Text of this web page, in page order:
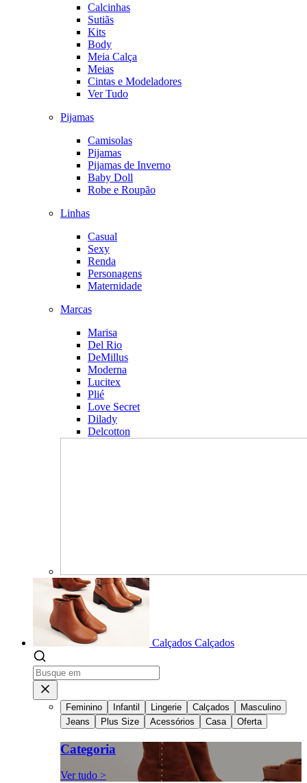
Calcinhas
Sutiãs
Kits
Body
Meia Calça
Meias
Cintas e Modeladores
Ver Tudo
Pijamas
Camisolas
Pijamas
Pijamas de Inverno
Baby Doll
Robe e Roupão
Linhas
Casual
Sexy
Renda
Personagens
Maternidade
Marcas
Marisa
Del Rio
DeMillus
Moderna
Lucitex
Plié
Love Secret
Dilady
Delcotton
Calçados Calçados
Feminino Infantil Lingerie Calçados
Masculino
Jeans
Plus Size Acessórios Casa Oferta
Categoria
Ver tudo >